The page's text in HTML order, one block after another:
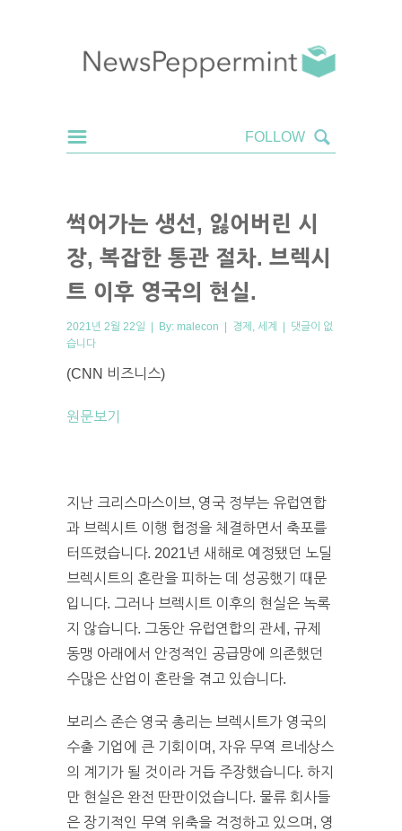
썩어가는 생선, 잃어버린 시
장, 복잡한 통관 절차. 브렉시
트 이후 영국의 현실.
2021년 2월 22일 | By: malecon | 경제 세계 | 댓글이 없
습니다
(CNN 비즈니스)
원문보기
지난 크리스마스이브, 영국 정부는 유럽연합
과 브렉시트 이행 협정을 체결하면서 축포를
터뜨렸습니다. 2021년 새해로 예정됐던 노딜
브렉시트의 혼란을 피하는 데 성공했기 때문
입니다. 그러나 브렉시트 이후의 현실은 녹록
지 않습니다. 그동안 유럽연합의 관세, 규제
동맹 아래에서 안정적인 공급망에 의존했던
수많은 산업이 혼란을 겪고 있습니다.
보리스 존슨 영국 총리는 브렉시트가 영국의
수출 기업에 큰 기회이며, 자유 무역 르네상스
의 계기가 될 것이라 거듭 주장했습니다. 하지
만 현실은 완전 딴판이었습니다. 물류 회사들
은 장기적인 무역 위축을 걱정하고 있으며, 영